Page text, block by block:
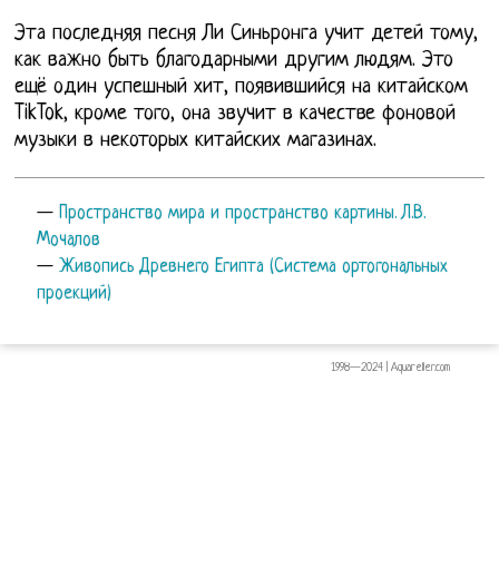
Эта последняя песня Ли Синьронга учит детей тому,
как важно быть благодарными другим людям. Это
ещё один успешный хит, появившийся на китайском
TikTok, кроме того, она звучит в качестве фоновой
музыки в некоторых китайских магазинах.
—Пространство мира и пространство картины. Л.В.
Мочалов
—Живопись Древнего Египта (Система ортогональных
проекций)
1998—2024 | Aquareller.com